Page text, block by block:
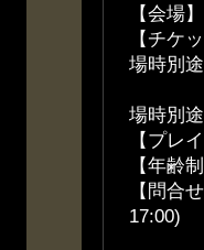
【会場】
【チケ
場時別
当日
場時別
【プレ
【年齢
【問合
17:00)